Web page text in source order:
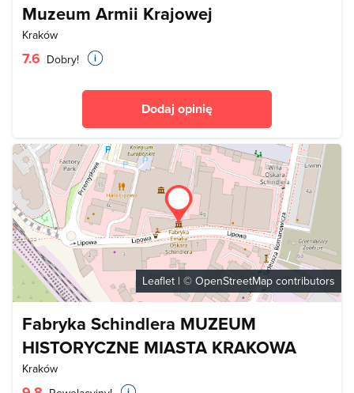
Muzeum Armii Krajowej
Kraków
7.6 Dobry!
Dodaj opinię
Leaflet | © OpenStreetMap contributors
Fabryka Schindlera MUZEUM
HISTORYCZNE MIASTA KRAKOWA
Kraków